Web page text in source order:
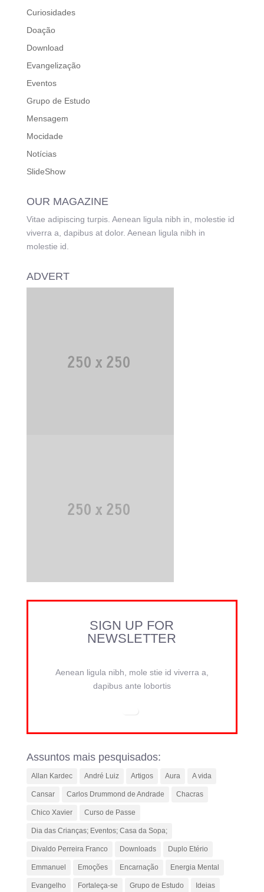
Curiosidades
Doação
Download
Evangelização
Eventos
Grupo de Estudo
Mensagem
Mocidade
Notícias
SlideShow
OUR MAGAZINE
Vitae adipiscing turpis. Aenean ligula nibh in, molestie id
viverra a, dapibus at dolor. Aenean ligula nibh in
molestie id.
ADVERT
SIGN UP FOR
NEWSLETTER
Aenean ligula nibh, mole stie id viverra a,
dapibus ante lobortis
Assuntos mais pesquisados:
Allan Kardec André Luiz Artigos Aura A vida
Cansar Carlos Drummond de Andrade Chacras
Chico Xavier Curso de Passe
Dia das Crianças; Eventos; Casa da Sopa;
Divaldo Perreira Franco Downloads Duplo Etério
Emmanuel Emoções Encarnação Energia Mental
Evangelho Fortaleça-se Grupo de Estudo Ideias